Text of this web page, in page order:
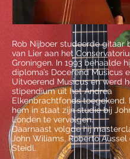
Rob Nijboer studeerde gitaar
van Lier aan het
Groningen. In 1993 behaalde
diploma’s Docerend Musicus
Uitvoerend Musicus en werd
stipendium uit het Andrea
Elkenbrachtfonds toegekend.
hem in staat zijn studie bij
Londen te vervolgen.
Daarnaast volgde hij
John Wiliams, Roberto Aussel
Steidl.